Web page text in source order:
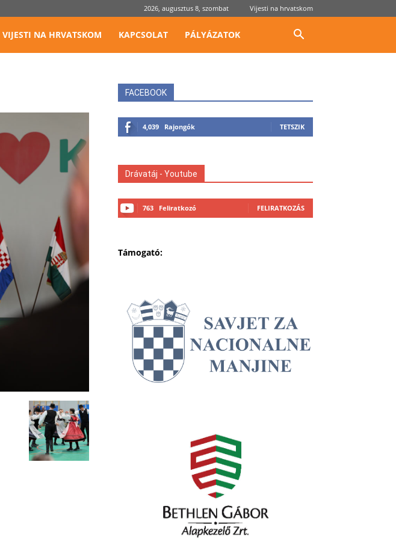
2026, augusztus 8, szombat Vijesti na hrvatskom
VIJESTI NA HRVATSKOM KAPCSOLAT PÁLYÁZATOK
FACEBOOK
4,039 Rajongók TETSZIK
Drávatáj - Youtube
763 Feliratkozó FELIRATKOZÁS
Támogató: